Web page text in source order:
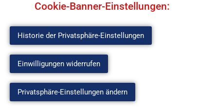
Cookie-Banner-Einstellungen:
Historie der Privatsphäre-Einstellungen
Einwilligungen widerrufen
Privatsphäre-Einstellungen ändern